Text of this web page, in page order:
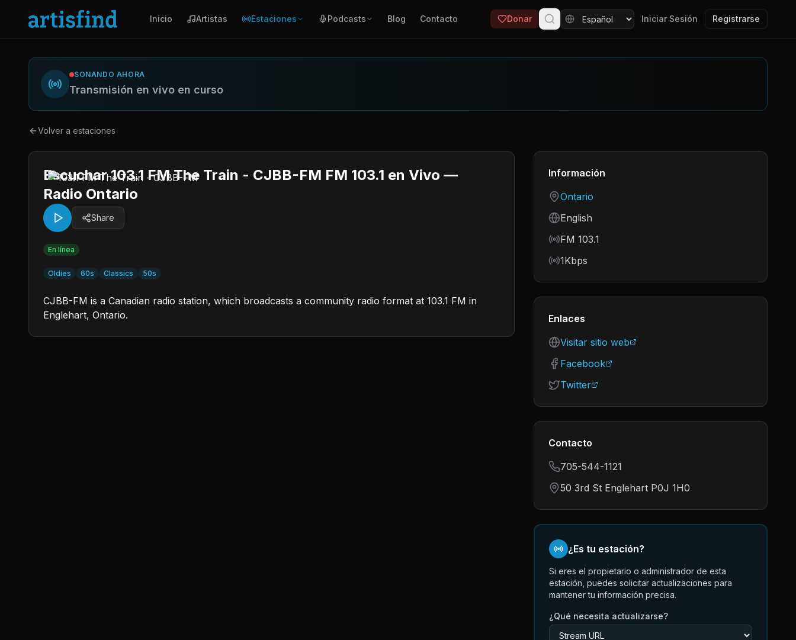
Inicio Artistas Estaciones Podcasts Blog Contacto Donar Iniciar Sesión Registrarse
SONANDO AHORA
Transmisión en vivo en curso
Volver a estaciones
Escuchar 103.1 FM The Train - CJBB-FM FM 103.1 en Vivo —
Radio Ontario
Share
En línea
Oldies 60s Classics 50s
CJBB-FM is a Canadian radio station, which broadcasts a community radio format at 103.1 FM in
Englehart, Ontario.
Información
Country
Ontario
Language
English
Frequency
FM 103.1
Bitrate
1Kbps
Enlaces
Visitar sitio web
Facebook
Twitter
Contacto
705-544-1121
50 3rd St Englehart P0J 1H0
¿Es tu estación?
Si eres el propietario o administrador de esta
estación, puedes solicitar actualizaciones para
mantener tu información precisa.
¿Qué necesita actualizarse?